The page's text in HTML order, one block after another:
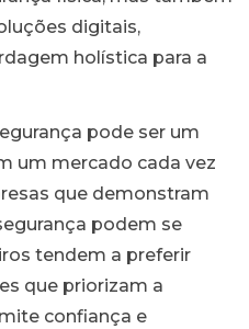
digitais,
holística para a
pode ser um
um mercado cada vez
que demonstram
podem se
tendem a preferir
que priorizam a
confiança e